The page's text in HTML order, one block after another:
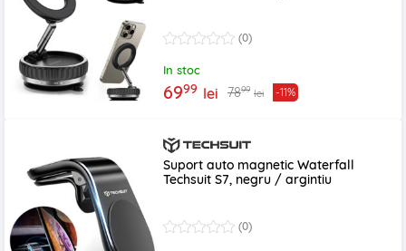
(0)
In stoc
6999 lei 7899 lei -11%
Suport auto magnetic Waterfall
Techsuit S7, negru / argintiu
(0)